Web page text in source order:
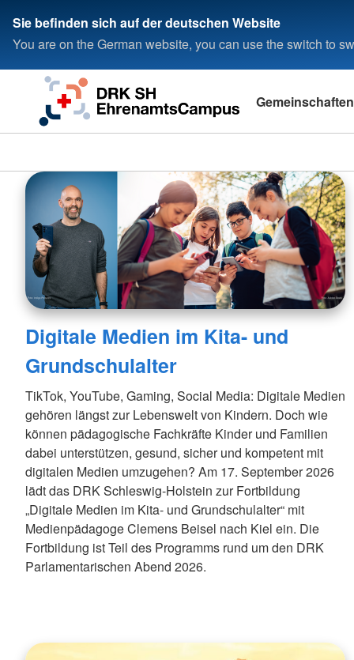
Sie befinden sich auf der deutschen Website
You are on the German website, you can use the switch to
Gemeinschaften
Digitale Medien im Kita- und
Grundschulalter
TikTok, YouTube, Gaming, Social Media: Digitale Medien
gehören längst zur Lebenswelt von Kindern. Doch wie
können pädagogische Fachkräfte Kinder und Familien
dabei unterstützen, gesund, sicher und kompetent mit
digitalen Medien umzugehen? Am 17. September 2026
lädt das DRK Schleswig-Holstein zur Fortbildung
„Digitale Medien im Kita- und Grundschulalter“ mit
Medienpädagoge Clemens Beisel nach Kiel ein. Die
Fortbildung ist Teil des Programms rund um den DRK
Parlamentarischen Abend 2026.